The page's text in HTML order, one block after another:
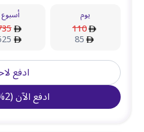
يوم
110
85
أسبوع
ادفع
ادفع الآن(
2